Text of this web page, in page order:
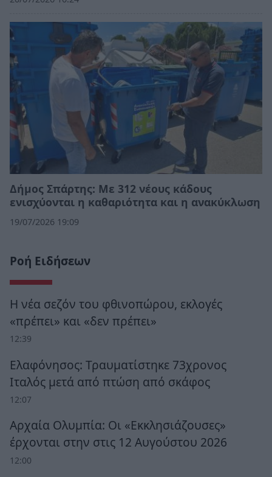
Δήμος Σπάρτης: Με 312 νέους κάδους
ενισχύονται η καθαριότητα και η ανακύκλωση
19/07/2026 19:09
Ροή Ειδήσεων
Η νέα σεζόν του φθινοπώρου, εκλογές
«πρέπει» και «δεν πρέπει»
12:39
Ελαφόνησος: Τραυματίστηκε 73χρονος
Ιταλός μετά από πτώση από σκάφος
12:07
Αρχαία Ολυμπία: Οι «Εκκλησιάζουσες»
έρχονται στην στις 12 Αυγούστου 2026
12:00